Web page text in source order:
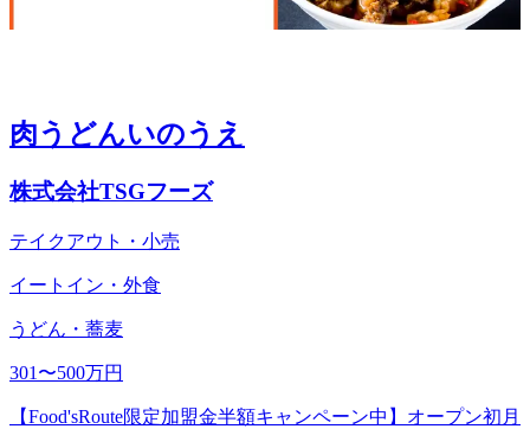
肉うどんいのうえ
株式会社TSGフーズ
テイクアウト・小売
イートイン・外食
うどん・蕎麦
301〜500万円
【Food'sRoute限定加盟金半額キャンペーン中】オープン初月